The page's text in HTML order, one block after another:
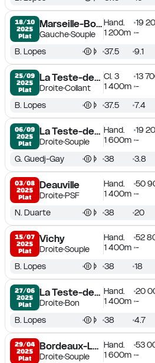
18/10
2025
Plat
Marseille-Borély
GaucheSouple
Hand.
19
1 200m -
B. Lopes 37.5 9.1
25/09
2025
Plat
La Teste-de-Buch
DroiteCollant
Cl. 3
13
1 400m -
B. Lopes 37.5 7.4
06/09
2025
Plat
La Teste-de-Buch
DroiteSouple
Hand.
19
1 600m -
G. Guedj-Gay 38 3.8
03/08
2025
Plat
Deauville
DroitePSF
Hand.
50
1 400m -
N. Duarte 38 20
15/07
2025
Plat
Vichy
DroiteSouple
Hand.
52
1 400m -
B. Lopes 38 18
27/06
2025
Plat
La Teste-de-Buch
DroiteBon
Hand.
20
1 400m -
B. Lopes 38 4.7
29/04
2025
Plat
Bordeaux-Le Bouscat
DroiteSouple
Hand.
53
1 600m -